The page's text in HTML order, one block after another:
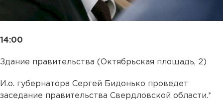
14:00
Здание правительства (Октябрьская площадь, 2)
И.о. губернатора Сергей Бидонько проведет
заседание правительства Свердловской области.*